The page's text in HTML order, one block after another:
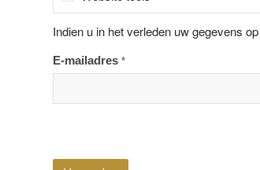
Indien u in het verleden uw gegevens
E-mailadres *